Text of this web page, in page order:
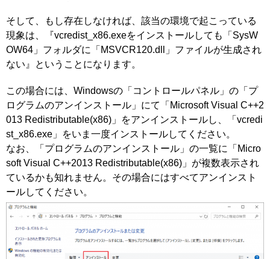
そして、もし存在しなければ、該当の環境で起こっている
現象は、『vcredist_x86.exeをインストールしても「SysW
OW64」フォルダに「MSVCR120.dll」ファイルが生成され
ない』ということになります。
この場合には、Windowsの「コントロールパネル」の「プ
ログラムのアンインストール」にて「Microsoft Visual C++2
013 Redistributable(x86)」をアンインストールし、「vcredi
st_x86.exe」をいま一度インストールしてください。
なお、「プログラムのアンインストール」の一覧に「Micro
soft Visual C++2013 Redistributable(x86)」が複数表示され
ているかも知れません。その場合にはすべてアンインスト
ールしてください。